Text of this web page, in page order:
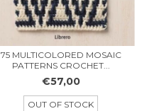
75 MULTICOLORED MOSAIC
PATTERNS CROCHET...
€57,00
OUT OF STOCK